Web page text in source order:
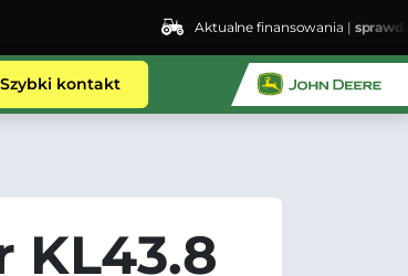
Aktualne finansowania |sprawdź
Szybki kontakt
KL43.8